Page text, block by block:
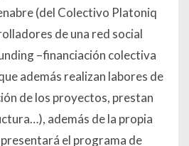
(del Colectivo Platoniq
de una red social
–financiación colectiva
además realizan labores de
de los proyectos, prestan
además de la propia
el programa de